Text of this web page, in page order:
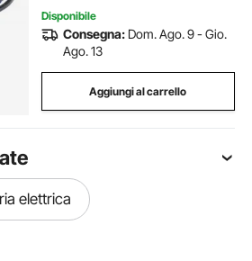
Disponibile
Consegna: Dom. Ago. 9 - Gio.
Ago. 13
Aggiungi al carrello
elettrica